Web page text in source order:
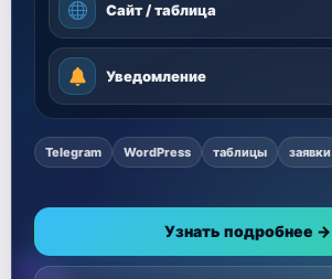
Сайт / таблица
Уведомление
Telegram WordPress таблицы заявки
Узнать подробнее →